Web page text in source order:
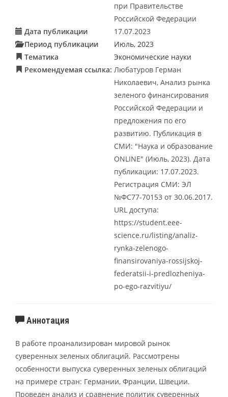
при Правительстве
Российской Федерации
Дата публикации
17.07.2023
Период публикации
Июль, 2023
Тематика
Экономические науки
Рекомендуемая ссылка: Любатуров Герман
Николаевич, Анализ рынка
зеленого финансирования
Российской Федерации и
предложения по его
развитию. Публикация в
СМИ: "Наука и образование
ONLINE" (Июль, 2023). Дата
публикации: 17.07.2023.
Регистрация СМИ: ЭЛ
№ФС77-70153 от 30.06.2017.
URL доступа:
https://student.eee-
science.ru/listing/analiz-
rynka-zelenogo-
finansirovaniya-rossijskoj-
federatsii-i-predlozheniya-
po-ego-razvitiyu/
Аннотация
В работе проанализирован мировой рынок
суверенных зеленых облигаций. Рассмотрены
особенности выпуска суверенных зеленых облигаций
на примере стран: Германии, Франции, Швеции.
Проведен анализ и сравнение политик суверенных